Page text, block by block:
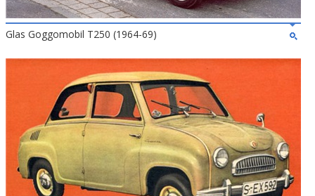
Glas Goggomobil T250 (1964-69)